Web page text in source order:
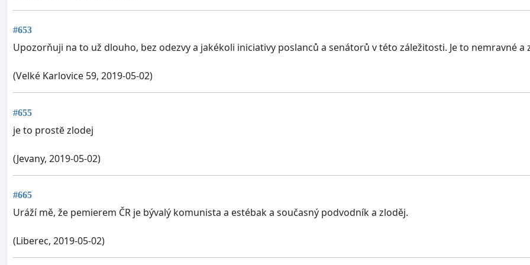
#653
Upozorňuji na to už dlouho, bez odezvy a jakékoli iniciativy poslanců a senátorů v této záležitosti. Je to nemravné a
(Velké Karlovice 59, 2019-05-02)
#655
je to prostĕ zlodej
(Jevany, 2019-05-02)
#665
Uráží mě, že pemierem ČR je bývalý komunista a estébak a současný podvodník a zloděj.
(Liberec, 2019-05-02)